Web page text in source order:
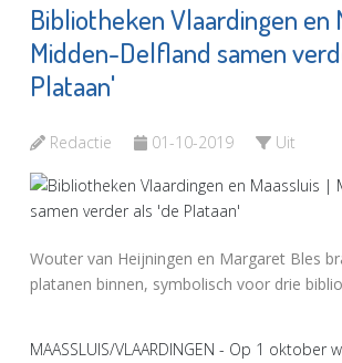
Bibliotheken Vlaardingen en
Midden-Delfland samen
Plataan'
Redactie 01-10-2019 Uit
Wouter van Heijningen en Margaret Bles
platanen binnen, symbolisch voor drie
MAASSLUIS/VLAARDINGEN - Op 1 oktober